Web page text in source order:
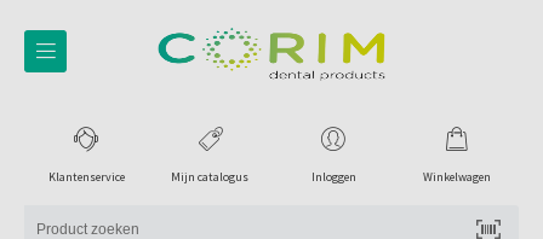
Winkelwagen
Inloggen
Mijn catalogus
Klantenservice